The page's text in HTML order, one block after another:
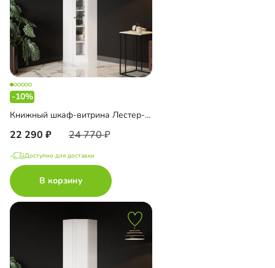
-10%
Книжный шкаф-витрина Лестер-9-600 угловой
22 290 24 770
Доступно для доставки
В корзину